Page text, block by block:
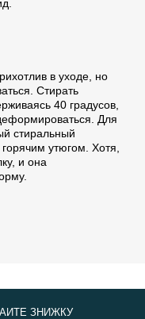
в уходе, но
Стирать
40 градусов,
Для
стиральный
утюгом. Хотя,
и она
ЗНИЖКУ